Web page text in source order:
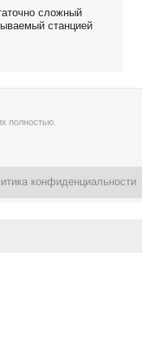
сложный
станцией
полностью
конфиденциальности